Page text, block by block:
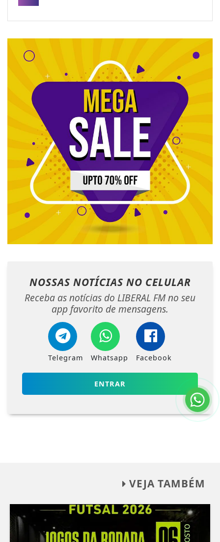
NOSSAS NOTÍCIAS NO CELULAR
Receba as notícias do LIBERAL FM no seu
app favorito de mensagens.
Telegram Whatsapp Facebook
ENTRAR
VEJA TAMBÉM